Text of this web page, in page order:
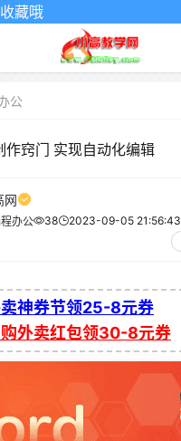
哦
公
窍门 实现自动化编辑
网
办公 38 2023-09-05 21:56:43
神券节领25-8元券
外卖红包领30-8元券